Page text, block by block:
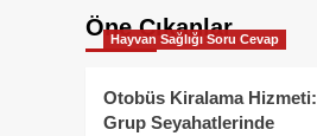
Öne Çıkanlar
Hayvan Sağlığı Soru Cevap
Otobüs Kiralama Hizmeti:
Grup Seyahatlerinde